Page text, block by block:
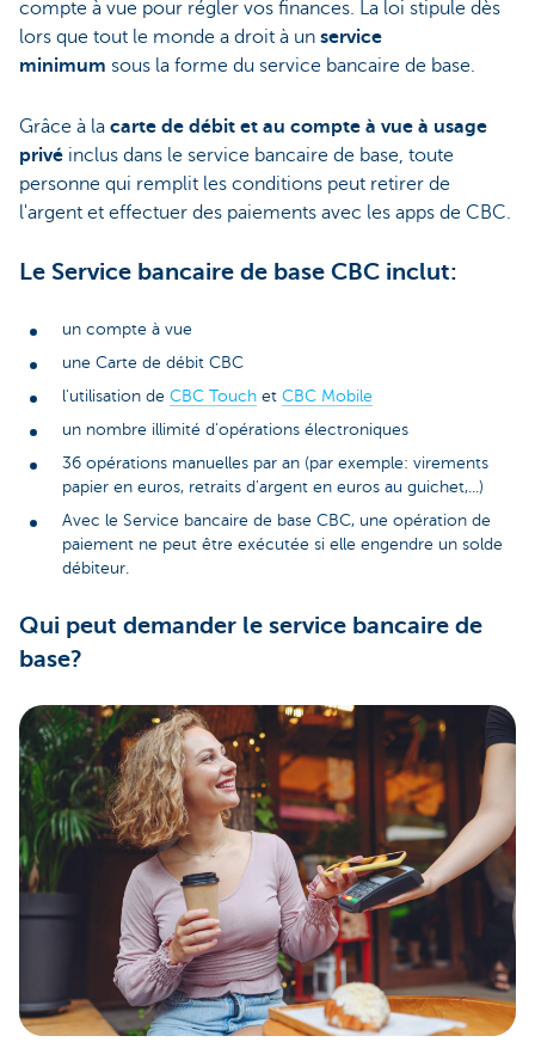
compte à vue pour régler vos finances. La loi stipule dès
lors que tout le monde a droit à un service
minimum sous la forme du service bancaire de base.
Grâce à la carte de débit et au compte à vue à usage
privé inclus dans le service bancaire de base, toute
personne qui remplit les conditions peut retirer de
l'argent et effectuer des paiements avec les apps de CBC.
Le Service bancaire de base CBC inclut:
un compte à vue
une Carte de débit CBC
l'utilisation de CBC Touch et CBC Mobile
un nombre illimité d'opérations électroniques
36 opérations manuelles par an (par exemple: virements
papier en euros, retraits d'argent en euros au guichet,...)
Avec le Service bancaire de base CBC, une opération de
paiement ne peut être exécutée si elle engendre un solde
débiteur.
Qui peut demander le service bancaire de
base?